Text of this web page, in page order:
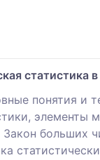
статистика
понятия и
элементы
больших